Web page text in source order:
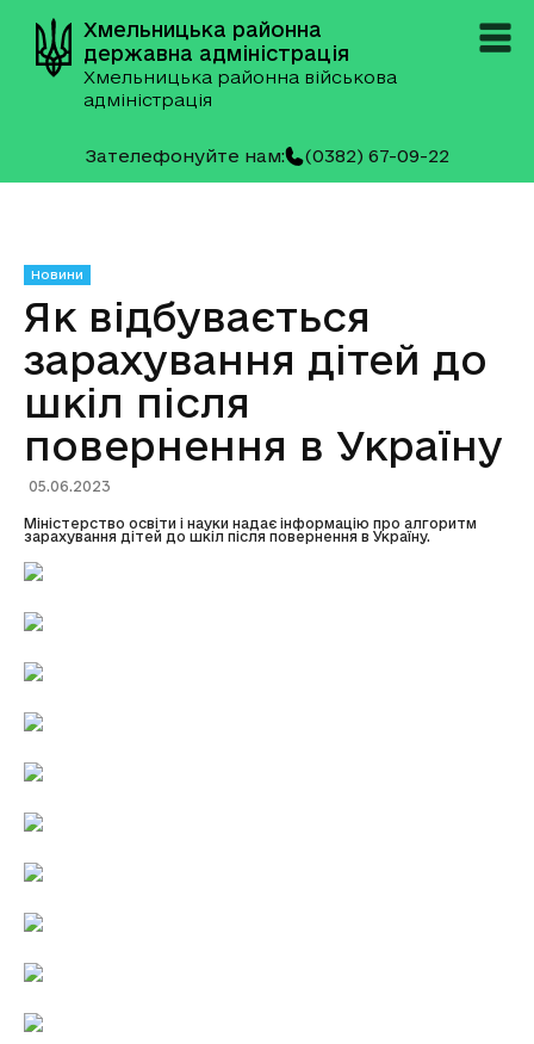
Хмельницька районна
державна адміністрація
Хмельницька районна військова
адміністрація
Зателефонуйте нам: (0382) 67-09-22
Новини
Як відбувається
зарахування дітей до
шкіл після
повернення в Україну
05.06.2023
Міністерство освіти і науки надає інформацію про алгоритм
зарахування дітей до шкіл після повернення в Україну.